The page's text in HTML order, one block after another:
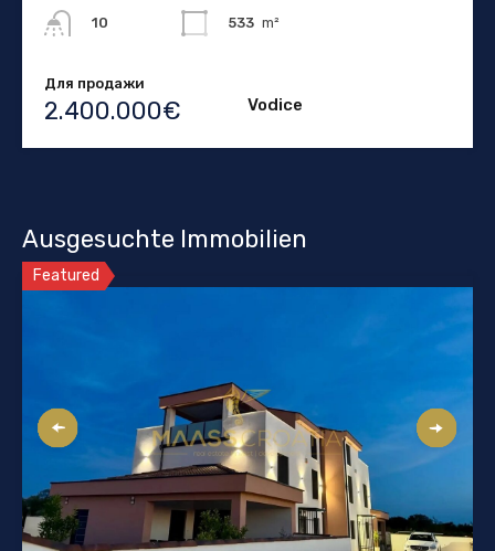
10
533 m²
Для продажи
2.400.000€ Vodice
Ausgesuchte Immobilien
Featured